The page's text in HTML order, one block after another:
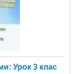
Урок 3 клас